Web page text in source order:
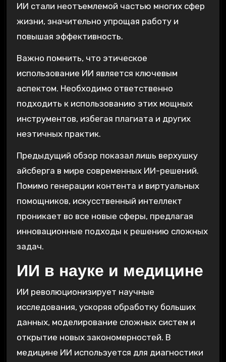
ИИ стали неотъемлемой частью многих сфер
жизни, значительно упрощая работу и
повышая эффективность.
Важно помнить, что этическое
использование ИИ является ключевым
аспектом. Необходимо ответственно
подходить к использованию этих мощных
инструментов, избегая плагиата и других
неэтичных практик.
Предыдущий обзор показал лишь верхушку
айсберга в мире современных ИИ-решений.
Помимо генерации контента и виртуальных
помощников, искусственный интеллект
проникает во все новые сферы, предлагая
инновационные подходы к решению сложных
задач.
ИИ в науке и медицине
ИИ революционизирует научные
исследования, ускоряя обработку больших
данных, моделирование сложных систем и
открытие новых закономерностей. В
медицине ИИ используется для диагностики